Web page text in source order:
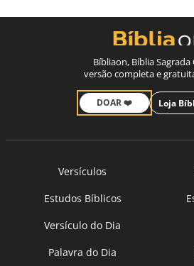
Bíbliaon, Bíblia Sagrada
versão completa e
DOAR ❤️ Loja
Versículos
Estudos Bíblicos
Versículo do Dia
Palavra do Dia